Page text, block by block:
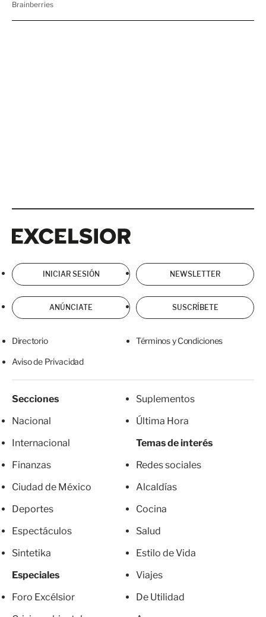
INICIAR SESIÓN NEWSLETTER
ANÚNCIATE SUSCRÍBETE
Directorio Términos y Condiciones
Aviso de Privacidad
Secciones
Nacional
Internacional
Finanzas
Ciudad de México
Deportes
Espectáculos
Sintetika
Especiales
Foro Excélsior
Suplementos
Última Hora
Temas de interés
Redes sociales
Alcaldías
Cocina
Salud
Estilo de Vida
Viajes
De Utilidad